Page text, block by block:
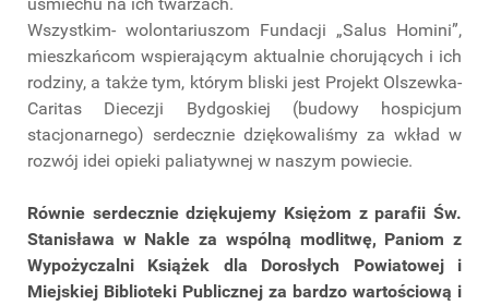
Wszystkim- wolontariuszom Fundacji „Salus Homini”,
mieszkańcom wspierającym aktualnie chorujących i ich
rodziny, a także tym, którym bliski jest Projekt Olszewka-
Caritas Diecezji Bydgoskiej (budowy hospicjum
stacjonarnego) serdecznie dziękowaliśmy za wkład w
rozwój idei opieki paliatywnej w naszym powiecie.
Równie serdecznie dziękujemy Księżom z parafii Św.
Stanisława w Nakle za wspólną modlitwę, Paniom z
Wypożyczalni Książek dla Dorosłych Powiatowej i
Miejskiej Biblioteki Publicznej za bardzo wartościową i